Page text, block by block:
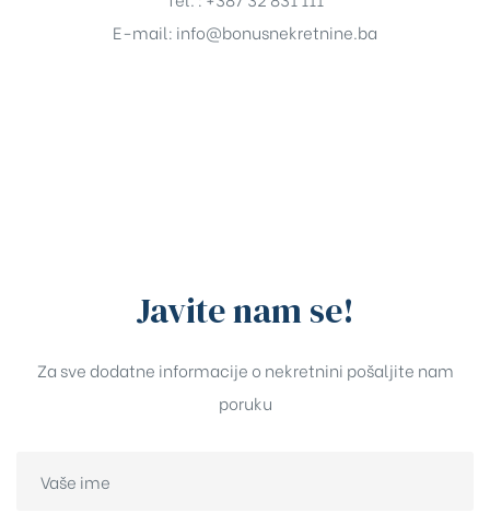
E-mail: info@bonusnekretnine.ba
Javite nam se!
Za sve dodatne informacije o nekretnini pošaljite nam
poruku